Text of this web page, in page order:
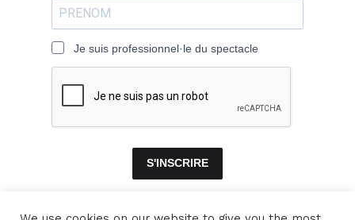
Je suis professionnel·le du spectacle
S'INSCRIRE